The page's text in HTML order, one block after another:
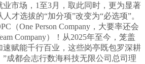
市场，1至3月，取此同时，更为显著
才选拔的“加分项”改变为“必选项”。
（One Person Company，大要率还会
Company）！从2025年至今，笼盖
赋能千行百业，这些岗亭既包罗深耕
成都会志行数海科技无限公司总司理